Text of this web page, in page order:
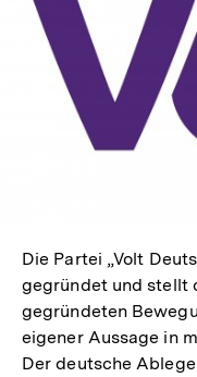
Die Partei „Volt
gegründet und stellt
gegründeten
eigener Aussage in
Der deutsche